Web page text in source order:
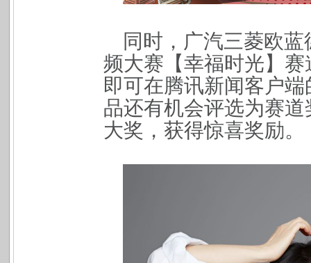
同时，广汽三菱欧
频大赛【幸福时光】
即可在腾讯新闻客户
品还有机会评选为赛
大奖，获得惊喜奖励。